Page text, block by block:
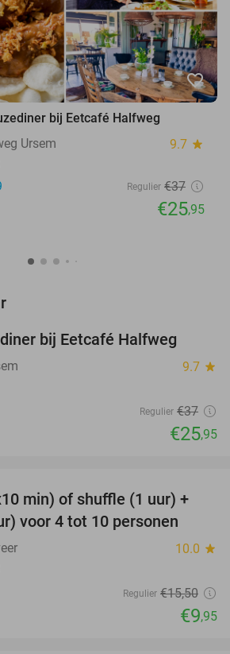
favorite_border
bij Eetcafé Halfweg
Ursem
9.7 star
Regulier €37
€25,95
bij Eetcafé Halfweg
9.7 star
Regulier €37
€25,95
36%
min) of shuffle (1 uur) +
voor 4 tot 10 personen
10.0 star
Regulier €15,50
€9,95